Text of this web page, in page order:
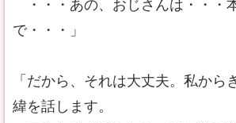
・・・あの、おじさんは・・・
で・・・」
「だから、それは大丈夫。私から
緯を話します。